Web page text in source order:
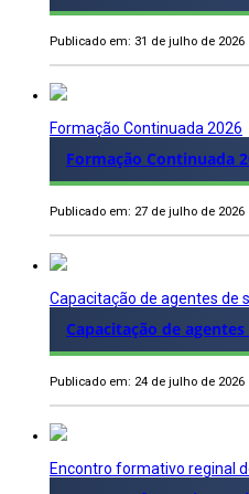
Publicado em: 31 de julho de 2026
Formação Continuada 2026
Formação Continuada
Publicado em: 27 de julho de 2026
Capacitação de agentes de
Capacitação de
Publicado em: 24 de julho de 2026
Encontro formativo reginal